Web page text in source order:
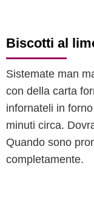
Biscotti al
Sistemate man
con della carta
infornateli in
minuti circa.
Quando sono
completamente.